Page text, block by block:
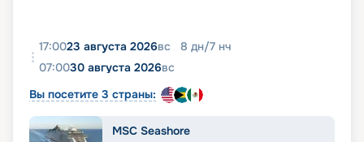
17:0023 августа 2026вс 8 дн/7 нч
07:0030 августа 2026вс
Вы посетите 3 страны:
MSC Seashore